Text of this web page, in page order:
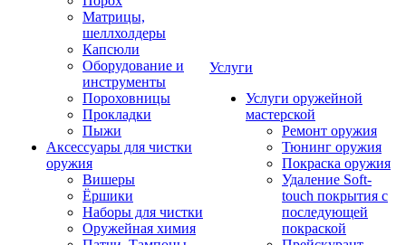
Матрицы,
шеллхолдеры
Капсюли
Оборудование и
инструменты
Пороховницы
Прокладки
Пыжи
Аксессуары для чистки
оружия
Вишеры
Ёршики
Наборы для чистки
Оружейная химия
Услуги
Услуги оружейной
мастерской
Ремонт оружия
Тюнинг оружия
Покраска оружия
Удаление Soft-
touch покрытия с
последующей
покраской